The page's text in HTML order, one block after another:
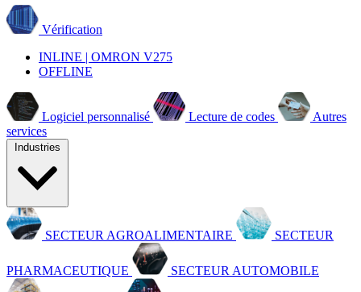
Vérification
INLINE | OMRON V275
OFFLINE
Logiciel personnalisé Lecture de codes
Autres
services
SECTEUR AGROALIMENTAIRE SECTEUR
PHARMACEUTIQUE SECTEUR AUTOMOBILE